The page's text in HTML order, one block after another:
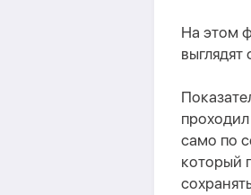
На этом
само по
который